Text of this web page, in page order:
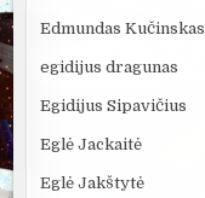
Edmundas Kučinskas
egidijus dragunas
Egidijus Sipavičius
Eglė Jackaitė
Eglė Jakštytė